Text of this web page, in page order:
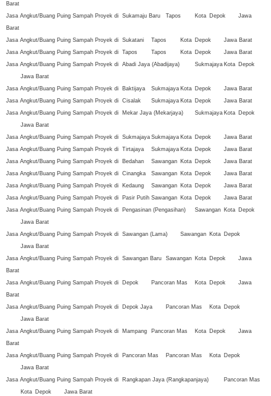
Barat
Jasa Angkut/Buang Puing Sampah Proyek di Sukamaju Baru Tapos Kota Depok
Jawa
Barat
Jasa Angkut/Buang Puing Sampah Proyek di Sukatani Tapos Kota Depok
Jawa Barat
Jasa Angkut/Buang Puing Sampah Proyek di Tapos Tapos Kota Depok
Jawa Barat
Jasa Angkut/Buang Puing Sampah Proyek di Abadi Jaya (Abadijaya) Sukmajaya Kota Depok
Jawa Barat
Jasa Angkut/Buang Puing Sampah Proyek di
Baktijaya Sukmajaya Kota Depok
Jawa Barat
Jasa Angkut/Buang Puing Sampah Proyek di Cisalak Sukmajaya Kota Depok
Jawa Barat
Jasa Angkut/Buang Puing Sampah Proyek di
Mekar Jaya (Mekarjaya) Sukmajaya Kota Depok
Jawa Barat
Jasa Angkut/Buang Puing Sampah Proyek di Sukmajaya Sukmajaya Kota Depok
Jawa Barat
Jasa Angkut/Buang Puing Sampah Proyek di Tirtajaya Sukmajaya Kota Depok
Jawa Barat
Jasa Angkut/Buang Puing Sampah Proyek di
Bedahan Sawangan Kota Depok
Jawa Barat
Jasa Angkut/Buang Puing Sampah Proyek di Cinangka Sawangan Kota Depok
Jawa Barat
Jasa Angkut/Buang Puing Sampah Proyek di
Kedaung Sawangan Kota Depok
Jawa Barat
Jasa Angkut/Buang Puing Sampah Proyek di
Pasir Putih Sawangan Kota Depok
Jawa Barat
Jasa Angkut/Buang Puing Sampah Proyek di
Pengasinan (Pengasihan) Sawangan Kota Depok
Jawa Barat
Jasa Angkut/Buang Puing Sampah Proyek di Sawangan (Lama) Sawangan Kota Depok
Jawa Barat
Jasa Angkut/Buang Puing Sampah Proyek di Sawangan Baru Sawangan Kota Depok
Jawa
Barat
Jasa Angkut/Buang Puing Sampah Proyek di
Depok Pancoran Mas Kota Depok
Jawa
Barat
Jasa Angkut/Buang Puing Sampah Proyek di
Depok Jaya Pancoran Mas Kota Depok
Jawa Barat
Jasa Angkut/Buang Puing Sampah Proyek di
Mampang Pancoran Mas Kota Depok
Jawa
Barat
Jasa Angkut/Buang Puing Sampah Proyek di
Pancoran Mas Pancoran Mas Kota Depok
Jawa Barat
Jasa Angkut/Buang Puing Sampah Proyek di
Rangkapan Jaya (Rangkapanjaya)
Pancoran Mas
Kota Depok
Jawa Barat